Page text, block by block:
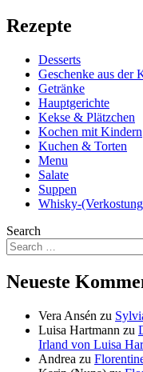
Rezepte
Desserts
Geschenke aus der
Getränke
Hauptgerichte
Kekse & Plätzchen
Kochen mit Kindern
Kuchen & Torten
Menu
Salate
Suppen
Whisky-
Search
Neueste
Vera Ansén zu
Luisa Hartmann zu
Irland von Luisa
Andrea zu